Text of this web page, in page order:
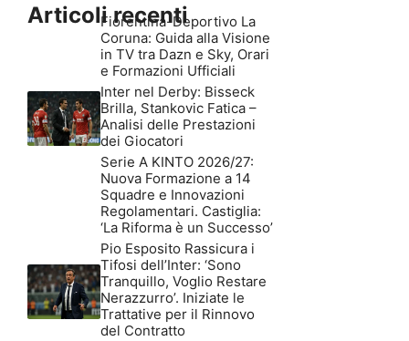
Articoli recenti
Fiorentina-Deportivo La
Coruna: Guida alla Visione
in TV tra Dazn e Sky, Orari
e Formazioni Ufficiali
Inter nel Derby: Bisseck
Brilla, Stankovic Fatica –
Analisi delle Prestazioni
dei Giocatori
Serie A KINTO 2026/27:
Nuova Formazione a 14
Squadre e Innovazioni
Regolamentari. Castiglia:
‘La Riforma è un Successo’
Pio Esposito Rassicura i
Tifosi dell’Inter: ‘Sono
Tranquillo, Voglio Restare
Nerazzurro’. Iniziate le
Trattative per il Rinnovo
del Contratto